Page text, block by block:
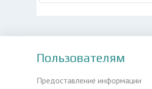
Пользователям
Предоставление информации